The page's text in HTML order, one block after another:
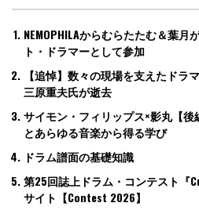
NEMOPHILAからむらたたむ＆葉月
ト・ドラマーとして参加
【追悼】数々の現場を支えたドラ
三原重夫氏が逝去
サイモン・フィリップス×影丸【
とあらゆる音楽から得る学び
ドラム譜面の基礎知識
第25回誌上ドラム・コンテスト『
サイト【Contest 2026】